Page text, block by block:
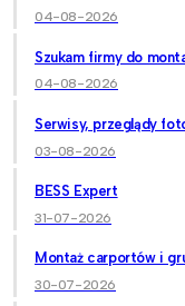
04-08-2026
Szukam firmy do
04-08-2026
Serwisy, przeglądy
03-08-2026
BESS Expert
31-07-2026
Montaż carportów i
30-07-2026